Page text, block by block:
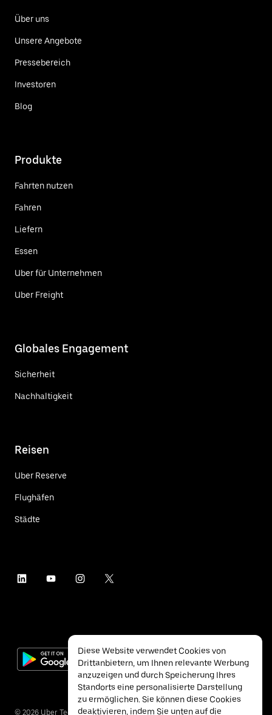
Über uns
Unsere Angebote
Pressebereich
Investoren
Blog
Produkte
Fahrten nutzen
Fahren
Liefern
Essen
Uber für Unternehmen
Uber Freight
Globales Engagement
Sicherheit
Nachhaltigkeit
Reisen
Uber Reserve
Flughäfen
Städte
© 2026 Uber Technologies Inc.
Diese Website verwendet Cookies von
Drittanbietern, um Ihnen relevante Werbung
anzuzeigen und durch Speicherung Ihres
Standorts eine personalisierte Darstellung
zu ermöglichen. Sie können diese Cookies
deaktivieren, indem Sie unten auf die